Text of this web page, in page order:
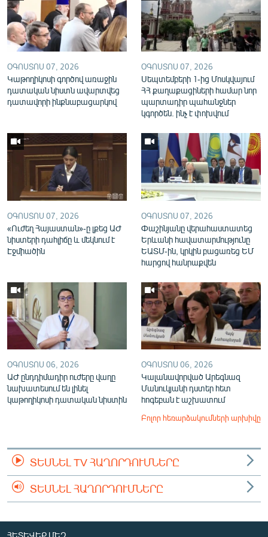
English
Русский
ՀԵՏԵՎԵՔ ՄԵԶ
«Ազատության» բոլոր կայքերը
ՕԳՈՍՏՈՍ 07, 2026
Կաթողիկոսի գործով առաջին
դատական նիստն ավարտվեց
դատավորի ինքնաբացարկով
ՕԳՈՍՏՈՍ 07, 2026
Սեպտեմբերի 1-ից Մոսկվայում
ՀՀ քաղաքացիների համար նոր
պարտադիր պահանջներ
կգործեն. ինչ է փոխվում
ՕԳՈՍՏՈՍ 07, 2026
«Ուժեղ Հայաստան»-ը լքեց ԱԺ
նիստերի դահլիճը և մեկնում է
Էջմիածին
ՕԳՈՍՏՈՍ 07, 2026
Փաշինյանը վերահաստատեց
Երևանի հավատարմությունը
ԵԱՏՄ-ին, կրկին բացառեց ԵՄ
հարցով հանրաքվեն
ՕԳՈՍՏՈՍ 06, 2026
ԱԺ ընդդիմադիր ուժերը վաղը
նախատեսում են լինել
կաթողիկոսի դատական նիստին
ՕԳՈՍՏՈՍ 06, 2026
Կալանավորված Արեգնազ
Մանուկյանի դստեր հետ
հոգեբան է աշխատում
Բոլոր հեռարձակումների արխիվը
ՏԵՍՆԵԼ TV ՀԱՂՈՐԴՈՒՄՆԵՐԸ
ՏԵՍՆԵԼ ՀԱՂՈՐԴՈՒՄՆԵՐԸ
ՀԵՏԵՎԵՔ ՄԵԶ